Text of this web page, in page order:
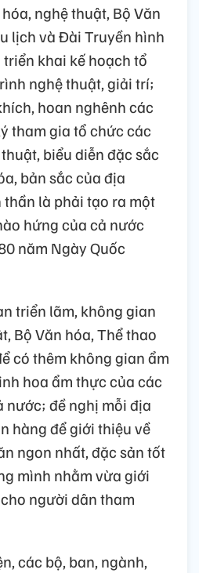
nghệ thuật, Bộ Văn
lịch và Đài Truyền hình
khai kế hoạch tổ
nghệ thuật, giải trí;
hoan nghênh các
tham gia tổ chức các
biểu diễn đặc sắc
bản sắc của địa
là phải tạo ra một
hứng của cả nước
năm Ngày Quốc
triển lãm, không gian
Bộ Văn hóa, Thể thao
có thêm không gian ẩm
hoa ẩm thực của các
nước; đề nghị mỗi địa
hàng để giới thiệu về
ngon nhất, đặc sản tốt
mình nhằm vừa giới
người dân tham
các bộ, ban, ngành,